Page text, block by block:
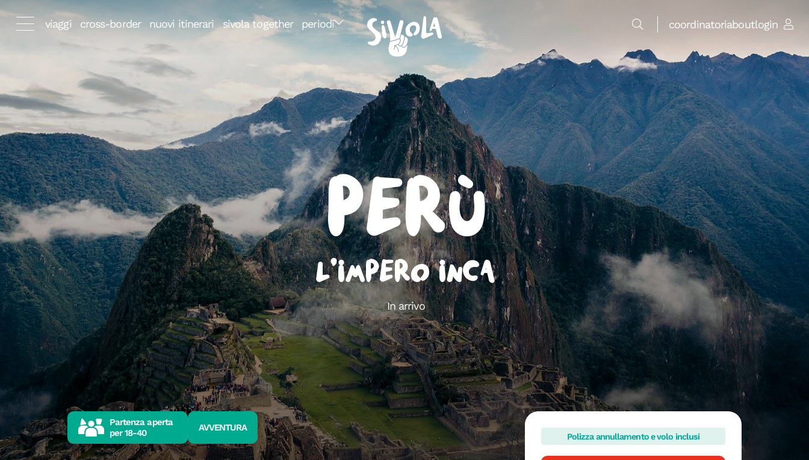
viaggi cross-border nuovi itinerari sivola together periodi coordinatoriaboutlogin
Perù
L’Impero Inca
In arrivo
Partenza aperta
per18-40 AVVENTURA
Polizza annullamento e volo inclusi